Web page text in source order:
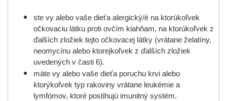
ste vy alebo vaše dieťa alergický/é na ktorúkoľvek
očkovaciu látku proti ovčím kiahňam, na ktorúkoľvek z
ďalších zložiek tejto očkovacej látky (vrátane želatíny,
neomycínu alebo ktorejkoľvek z ďalších zložiek
uvedených v časti 6).
máte vy alebo vaše dieťa poruchu krvi alebo
ktorýkoľvek typ rakoviny vrátane leukémie a
lymfómov, ktoré postihujú imunitný systém.